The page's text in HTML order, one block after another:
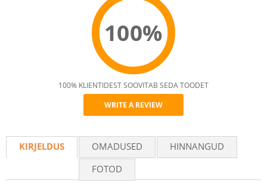
100%
Recommend
100% KLIENTIDEST SOOVITAB SEDA TOODET
WRITE A REVIEW
KIRJELDUS OMADUSED
HINNANGUD
FOTOD